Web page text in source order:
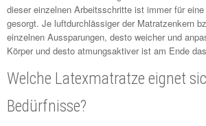
dieser einzelnen Arbeitsschritte ist immer für
gesorgt. Je luftdurchlässiger der Matratzenkern
einzelnen Aussparungen, desto weicher und
Körper und desto atmungsaktiver ist am Ende
Welche Latexmatratze eignet
Bedürfnisse?